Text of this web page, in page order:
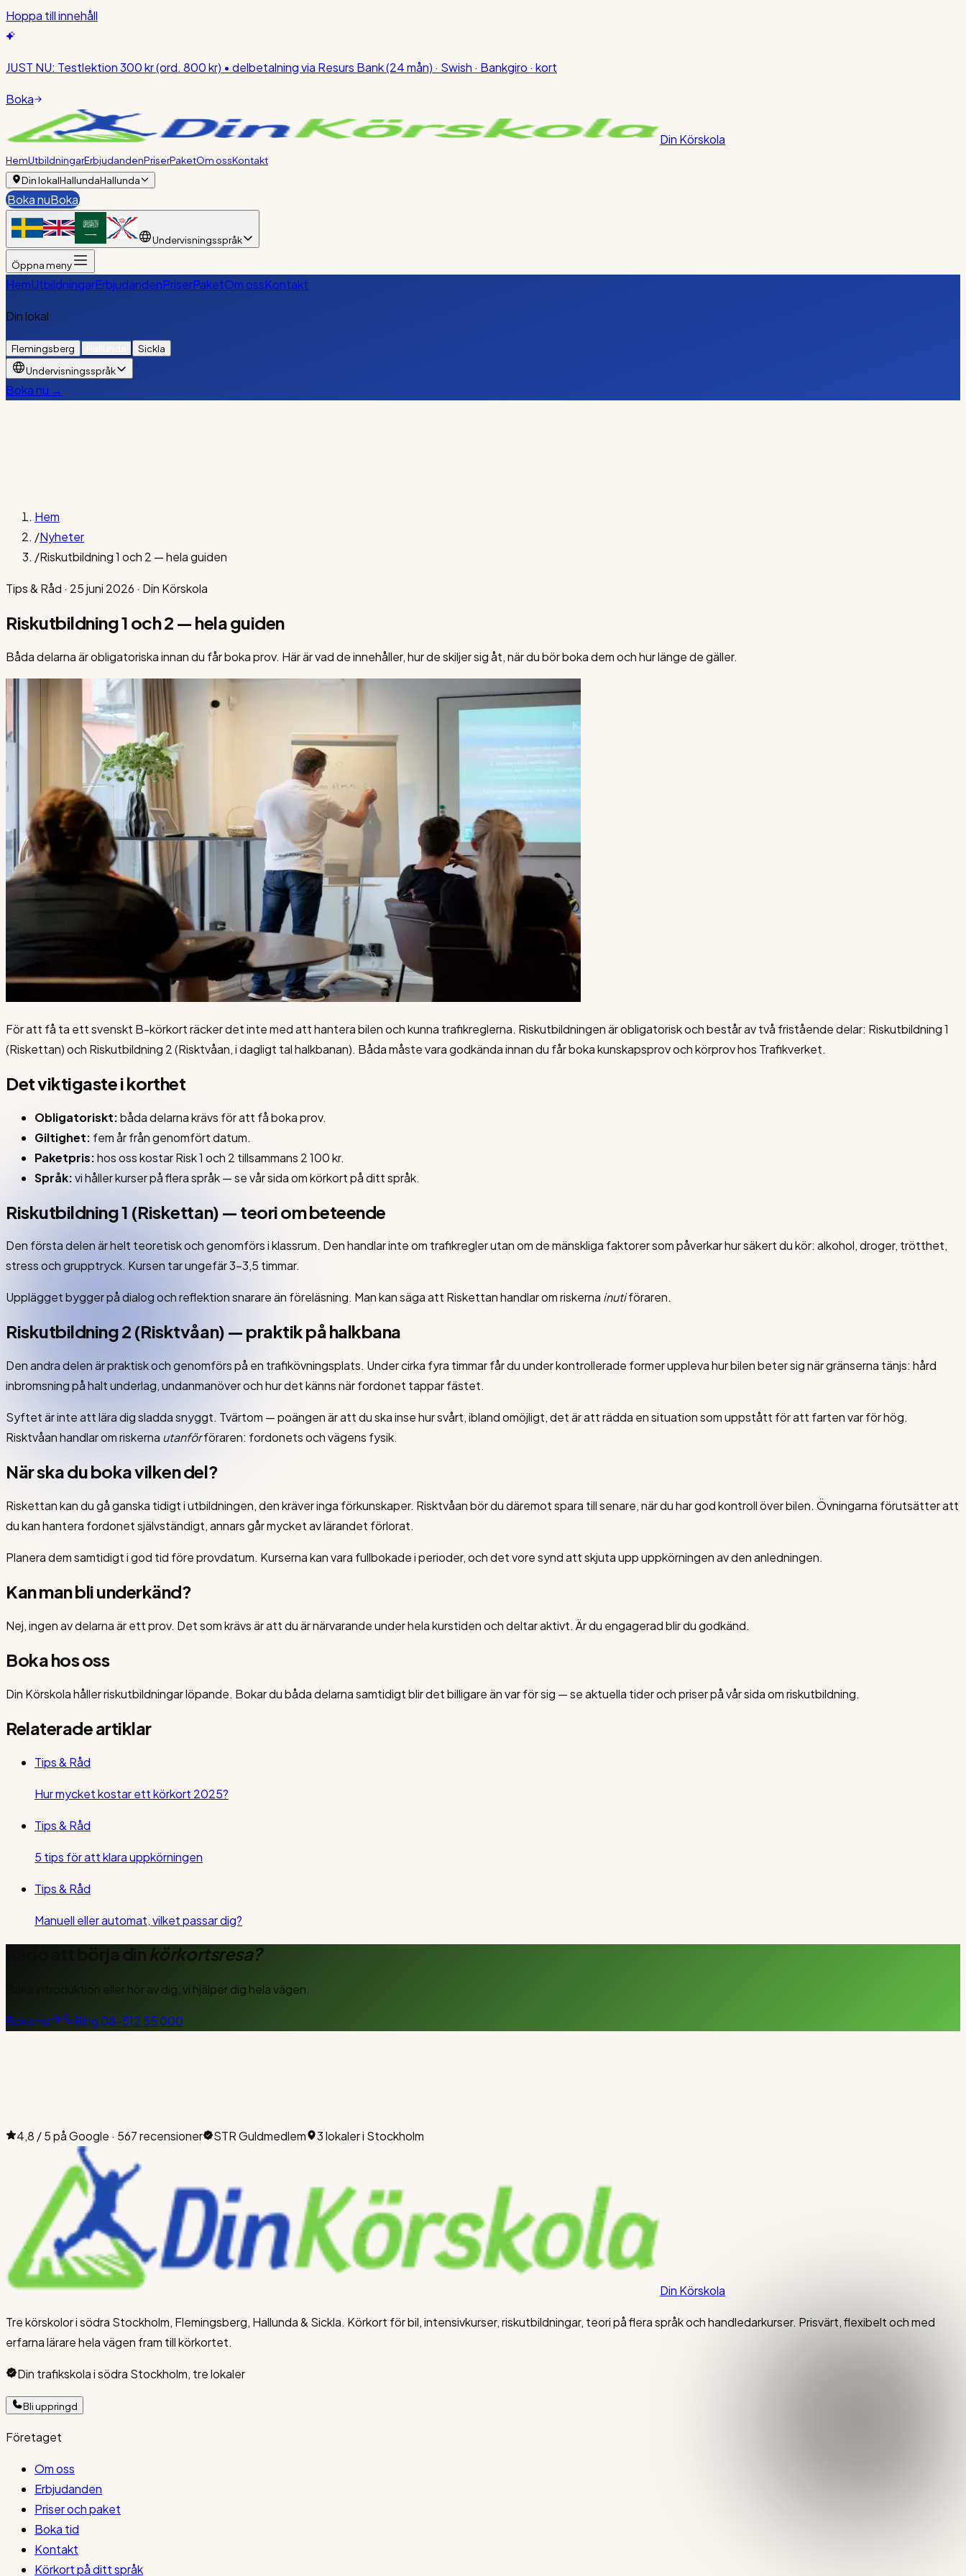
Hoppa till innehåll
JUST NU: Testlektion 300 kr(ord. 800 kr) • delbetalning via Resurs Bank (24 mån) · Swish · Bankgiro · kort
Boka
Din Körskola
HemUtbildningarErbjudandenPriserPaketOm ossKontakt
Din lokalHallundaHallunda
Boka nuBoka
Undervisningsspråk
Öppna meny
HemUtbildningarErbjudandenPriserPaketOm ossKontakt
Din lokal
Flemingsberg
Sickla
Undervisningsspråk
Boka nu →
Hem
/Nyheter
/Riskutbildning 1 och 2 — hela guiden
Tips & Råd · 25 juni 2026 · Din Körskola
Riskutbildning 1 och 2 — hela guiden
Båda delarna är obligatoriska innan du får boka prov. Här är vad de innehåller, hur de skiljer sig åt, när du bör boka dem och hur länge de gäller.
För att få ta ett svenskt B-körkort räcker det inte med att hantera bilen och kunna trafikreglerna. Riskutbildningen är obligatorisk och består av två fristående delar: Riskutbildning 1
(Riskettan) och Riskutbildning 2 (Risktvåan, i dagligt tal halkbanan). Båda måste vara godkända innan du får boka kunskapsprov och körprov hos Trafikverket.
Det viktigaste i korthet
Obligatoriskt:båda delarna krävs för att få boka prov.
Giltighet: fem år från genomfört datum.
Paketpris:hos oss kostar Risk 1 och 2 tillsammans 2 100 kr.
Språk:vi håller kurser på flera språk — se vår sida om körkort på ditt språk.
Riskutbildning 1 (Riskettan) — teori om beteende
Den första delen är helt teoretisk och genomförs i klassrum. Den handlar inte om trafikregler utan om de mänskliga faktorer som påverkar hur säkert du kör: alkohol, droger, trötthet,
stress och grupptryck. Kursen tar ungefär 3–3,5 timmar.
Upplägget bygger på dialog och reflektion snarare än föreläsning. Man kan säga att Riskettan handlar om riskerna inutiföraren.
Riskutbildning 2 (Risktvåan) — praktik på halkbana
Den andra delen är praktisk och genomförs på en trafikövningsplats. Under cirka fyra timmar får du under kontrollerade former uppleva hur bilen beter sig när gränserna tänjs: hård
inbromsning på halt underlag, undanmanöver och hur det känns när fordonet tappar fästet.
Syftet är inte att lära dig sladda snyggt. Tvärtom — poängen är att du ska inse hur svårt, ibland omöjligt, det är att rädda en situation som uppstått för att farten var för hög.
Risktvåan handlar om riskerna utanförföraren: fordonets och vägens fysik.
När ska du boka vilken del?
Riskettan kan du gå ganska tidigt i utbildningen, den kräver inga förkunskaper. Risktvåan bör du däremot spara till senare, när du har god kontroll över bilen. Övningarna förutsätter att
du kan hantera fordonet självständigt, annars går mycket av lärandet förlorat.
Planera dem samtidigt i god tid före provdatum. Kurserna kan vara fullbokade i perioder, och det vore synd att skjuta upp uppkörningen av den anledningen.
Kan man bli underkänd?
Nej, ingen av delarna är ett prov. Det som krävs är att du är närvarande under hela kurstiden och deltar aktivt. Är du engagerad blir du godkänd.
Boka hos oss
Din Körskola håller riskutbildningar löpande. Bokar du båda delarna samtidigt blir det billigare än var för sig — se aktuella tider och priser på vår sida om riskutbildning.
Relaterade artiklar
Tips & Råd
Hur mycket kostar ett körkort 2025?
Tips & Råd
5 tips för att klara uppkörningen
Tips & Råd
Manuell eller automat, vilket passar dig?
Redo att börja din körkortsresa?
Boka introduktion eller hör av dig, vi hjälper dig hela vägen.
Boka nu Ring08-512 55 000
4,8 / 5 på Google · 567 recensioner STR Guldmedlem 3 lokaler i Stockholm
Din Körskola
Tre körskolor i södra Stockholm, Flemingsberg, Hallunda & Sickla. Körkort för bil, intensivkurser, riskutbildningar, teori på flera språk och handledarkurser. Prisvärt, flexibelt och med
erfarna lärare hela vägen fram till körkortet.
Din trafikskola i södra Stockholm, tre lokaler
Bli uppringd
Företaget
Om oss
Erbjudanden
Priser och paket
Boka tid
Kontakt
Körkort på ditt språk